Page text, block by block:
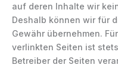
auf deren Inhalte wir
Deshalb können wir für
Gewähr übernehmen.
verlinkten Seiten ist
Betreiber der Seiten